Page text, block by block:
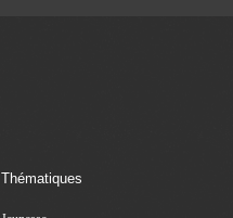
Thématiques